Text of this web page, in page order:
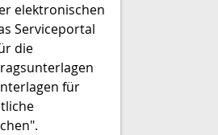
elektronischen
Serviceportal
die
für